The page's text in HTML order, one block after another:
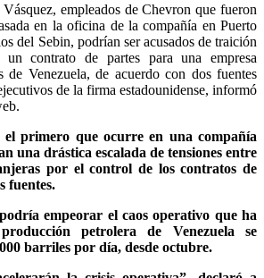
empleados de Chevron que fueron
en la oficina de la compañía en Puerto
del Sebin, podrían ser acusados de traición
contrato de partes para una empresa
de Venezuela, de acuerdo con dos fuentes
de la firma estadounidense, informó
el primero que ocurre en una compañía
una drástica escalada de tensiones entre
por el control de los contratos de
fuentes.
empeorar el caos operativo que ha
petrolera de Venezuela se
barriles por día, desde octubre.